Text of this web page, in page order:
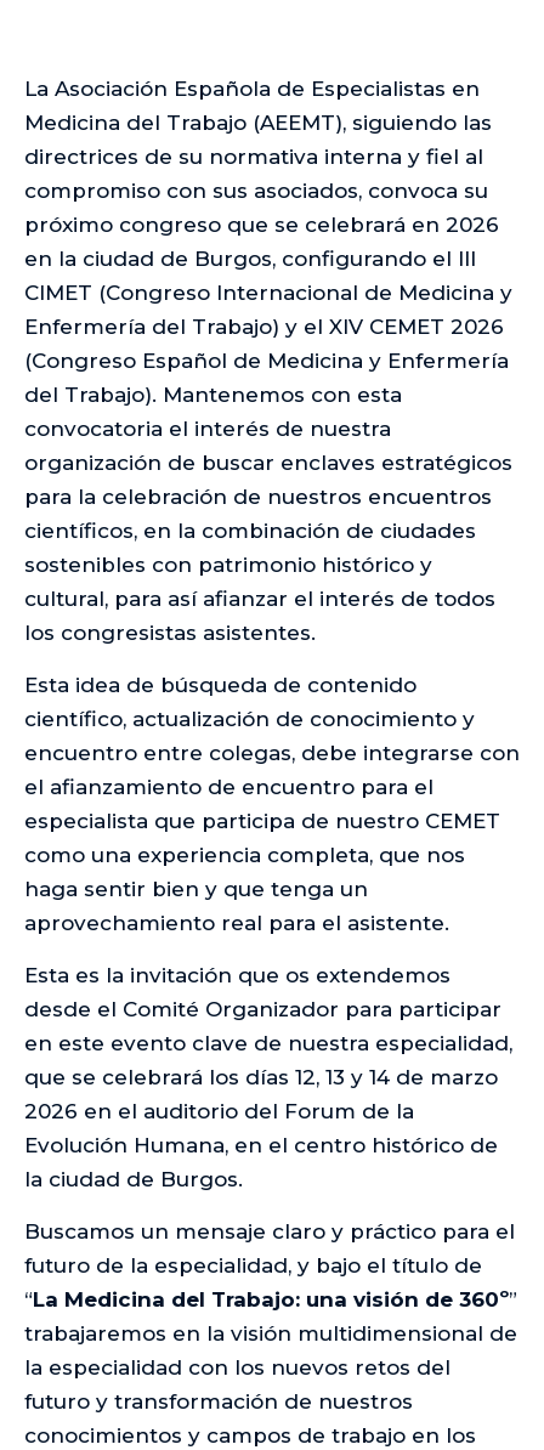
La Asociación Española de Especialistas en
Medicina del Trabajo (AEEMT), siguiendo las
directrices de su normativa interna y fiel al
compromiso con sus asociados, convoca su
próximo congreso que se celebrará en 2026
en la ciudad de Burgos, configurando el III
CIMET (Congreso Internacional de Medicina y
Enfermería del Trabajo) y el XIV CEMET 2026
(Congreso Español de Medicina y Enfermería
del Trabajo). Mantenemos con esta
convocatoria el interés de nuestra
organización de buscar enclaves estratégicos
para la celebración de nuestros encuentros
científicos, en la combinación de ciudades
sostenibles con patrimonio histórico y
cultural, para así afianzar el interés de todos
los congresistas asistentes.
Esta idea de búsqueda de contenido
científico, actualización de conocimiento y
encuentro entre colegas, debe integrarse con
el afianzamiento de encuentro para el
especialista que participa de nuestro CEMET
como una experiencia completa, que nos
haga sentir bien y que tenga un
aprovechamiento real para el asistente.
Esta es la invitación que os extendemos
desde el Comité Organizador para participar
en este evento clave de nuestra especialidad,
que se celebrará los días 12, 13 y 14 de marzo
2026 en el auditorio del Forum de la
Evolución Humana, en el centro histórico de
la ciudad de Burgos.
Buscamos un mensaje claro y práctico para el
futuro de la especialidad, y bajo el título de
“La Medicina del Trabajo: una visión de 360º”
trabajaremos en la visión multidimensional de
la especialidad con los nuevos retos del
futuro y transformación de nuestros
conocimientos y campos de trabajo en los